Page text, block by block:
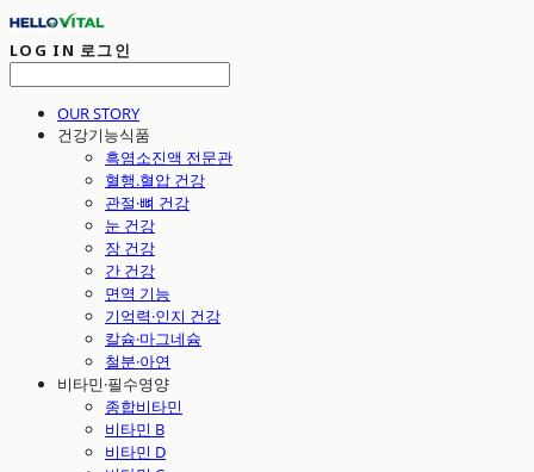
LOG IN 로그인
OUR STORY
건강기능식품
흑염소진액 전문관
혈행.혈압 건강
관절·뼈 건강
눈 건강
장 건강
간 건강
면역 기능
기억력·인지 건강
칼슘·마그네슘
철분·아연
비타민·필수영양
종합비타민
비타민 B
비타민 D